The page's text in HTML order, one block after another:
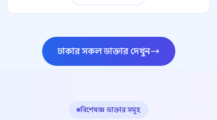
ঢাকার সকল ডাক্তার দেখুন
বিশেষজ্ঞ ডাক্তার সমূহ